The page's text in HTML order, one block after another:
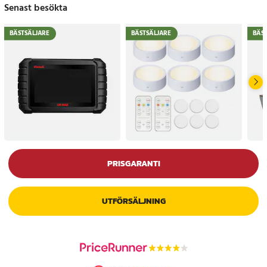
Senast besökta
BÄSTSÄLJARE BÄSTSÄLJARE
PRISGARANTI
UTFÖRSÄLJNING